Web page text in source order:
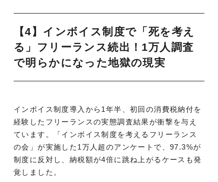
【4】インボイス制度で「死を考え
る」フリーランス続出！1万人調査
で明らかになった地獄の現実
インボイス制度導入から1年半、初回の消費税納付を
経験したフリーランスの実態調査結果が衝撃を与え
ています。「インボイス制度を考えるフリーランス
の会」が実施した1万人超のアンケートで、97.3%が
制度に反対し、納税額が4倍に跳ね上がるケースも発
覚しました。